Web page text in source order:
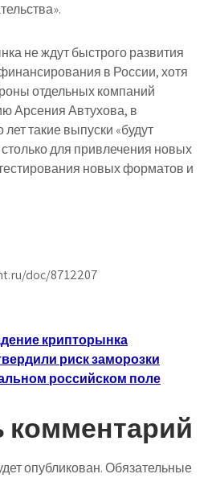
не ждут быстрого развития
в России, хотя
отдельных компаний
Арсения Автухова, в
такие выпуски «будут
для привлечения новых
новых форматов и
doc/8712207
крипторынка
риск заморозки
российском поле
комментарий
опубликован.Обязательные